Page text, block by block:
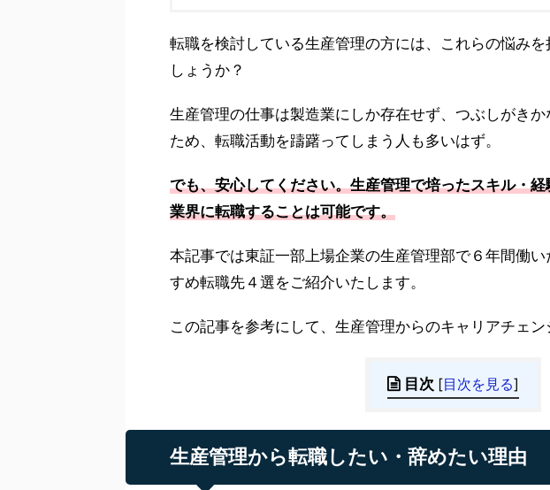
転職を検討している生産管理の方には、これらの悩み
しょうか？
生産管理の仕事は製造業にしか存在せず、つぶしがき
ため、転職活動を躊躇ってしまう人も多いはず。
でも、安心してください。生産管理で培ったスキル・
業界に転職することは可能です。
本記事では東証一部上場企業の生産管理部で６年間働
すめ転職先４選をご紹介いたします。
この記事を参考にして、生産管理からのキャリアチェン
目次 [目次を見る]
生産管理から転職したい・辞めたい理由